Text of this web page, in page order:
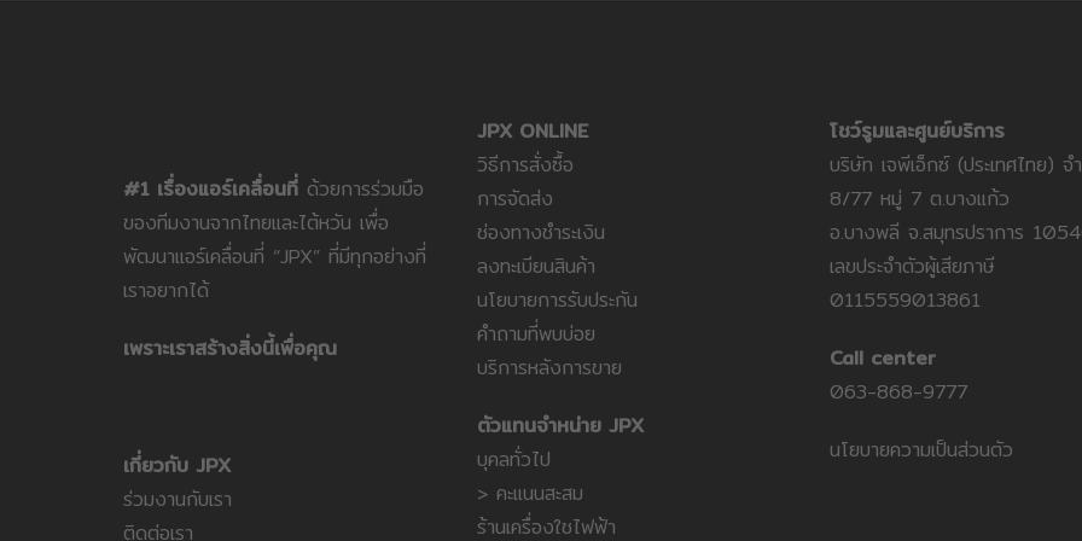
#1 เรื่องแอร์เคลื่อนที่ ด้วยการร่วมมือ
ของทีมงานจากไทยและไต้หวัน เพื่อ
พัฒนาแอร์เคลื่อนที่ “JPX” ที่มีทุกอย่างที่
เราอยากได้
เพราะเราสร้างสิ่งนี้เพื่อคุณ
เกี่ยวกับ JPX
ร่วมงานกับเรา
ติดต่อเรา
JPX ONLINE
วิธีการสั่งซื้อ
การจัดส่ง
ช่องทางชำระเงิน
ลงทะเบียนสินค้า
นโยบายการรับประกัน
คำถามที่พบบ่อย
บริการหลังการขาย
ตัวแทนจำหน่าย JPX
บุคลทั่วไป
> คะแนนสะสม
ร้านเครื่องใชไฟฟ้า
โชว์รูมและศูนย์บริการ
บริษัท เจพีเอ็กซ์ (ประเทศไทย) จ
8/77 หมู่ 7 ต.บางแก้ว
อ.บางพลี จ.สมุทรปราการ
เลขประจำตัวผู้เสียภาษี
0115559013861
Call center
063-868-9777
นโยบายความเป็นส่วนตัว